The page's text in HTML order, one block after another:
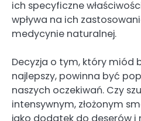
ich specyficzne
wpływa na ich
medycynie naturalnej.
Decyzja o tym, który miód
najlepszy, powinna być
naszych oczekiwań. Czy
intensywnym, złożonym
jako dodatek do deserów i